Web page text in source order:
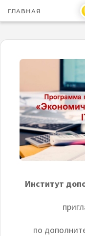
ГЛАВНАЯ
Институт
по